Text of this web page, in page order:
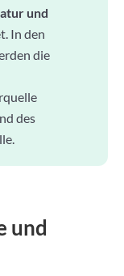
und
In den
die
des
und